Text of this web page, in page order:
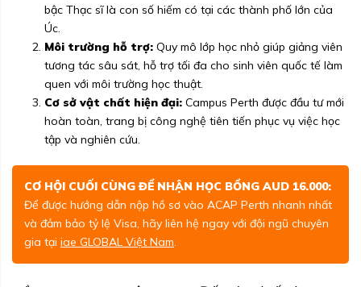
bậc Thạc sĩ là con số hiếm có tại các thành phố lớn của
Úc.
Môi trường hỗ trợ: Quy mô lớp học nhỏ giúp giảng viên
tương tác sâu sát, hỗ trợ tối đa cho sinh viên quốc tế làm
quen với môi trường học thuật.
Cơ sở vật chất hiện đại: Campus Perth được đầu tư mới
hoàn toàn, trang bị công nghệ tiên tiến phục vụ việc học
tập và nghiên cứu.
CƠ HỘI CUỐI CÙNG ĐỂ NHẬN HỌC BỔNG AUD 16.000:
Để được hướng dẫn nộp hồ sơ vào ACAP Perth nhanh nhất
và đảm bảo tỷ lệ Visa, hãy liên hệ ngay với đội ngũ chuyên
gia tại iae GLOBAL Việt Nam.